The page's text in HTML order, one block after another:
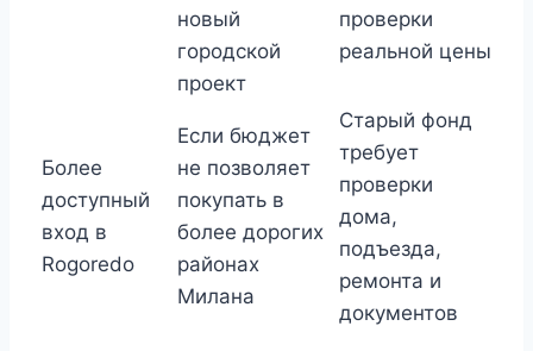
новый
городской
проект
проверки
реальной цены
Более
доступный
вход в
Rogoredo
Если бюджет
не позволяет
покупать в
более дорогих
районах
Милана
Старый фонд
требует
проверки
дома,
подъезда,
ремонта и
документов